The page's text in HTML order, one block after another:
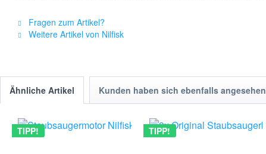
Fragen zum Artikel?
Weitere Artikel von Nilfisk
Ähnliche Artikel Kunden haben sich ebenfalls angesehen
TIPP! TIPP!